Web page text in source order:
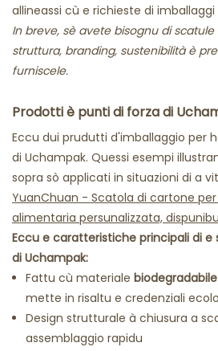
allineassi cù e richieste di imballaggi
In breve, sè avete bisognu di
struttura, branding, sustenibilità è
furniscele.
Prodotti è punti di forza di
Eccu dui prudutti d'imballaggio per
di Uchampak. Quessi esempi
sopra sò applicati in situazioni di a
YuanChuan - Scatola di cartone
alimentaria persunalizzata,
Eccu e caratteristiche principali di e
di Uchampak:
Fattu cù materiale
mette in risaltu e credenziali
Design strutturale à chiusura a
assemblaggio rapidu